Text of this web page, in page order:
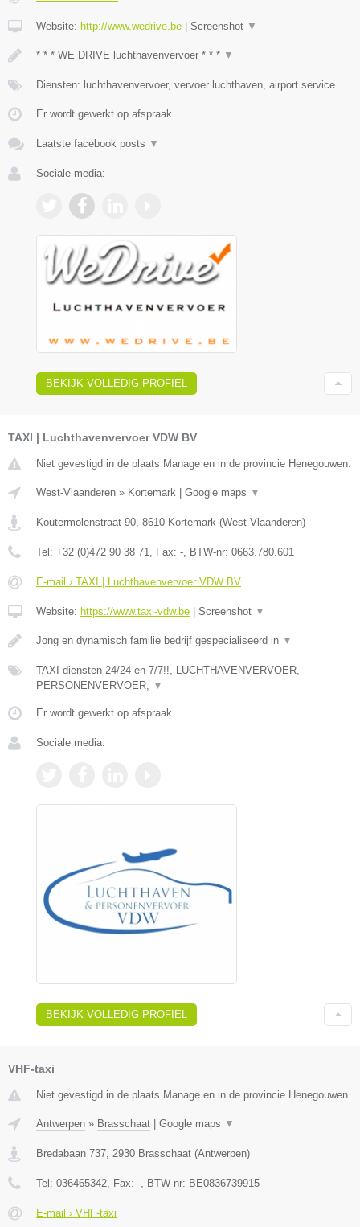
Website: http://www.wedrive.be Screenshot ▼
* * * WE DRIVE luchthavenvervoer * * * ▼
Diensten: luchthavenvervoer, vervoer luchthaven, airport service
Er wordt gewerkt op afspraak.
Laatste facebook posts ▼
Sociale media:
BEKIJK VOLLEDIG PROFIEL
TAXI | Luchthavenvervoer VDW BV
Niet gevestigd in de plaats Manage en in de provincie Henegouwen.
West-Vlaanderen » Kortemark | Google maps ▼
Koutermolenstraat 90 8610 Kortemark (West-Vlaanderen)
Tel: +32 (0)472 90 38 71 , Fax: - , BTW-nr: 0663.780.601
E-mail › TAXI | Luchthavenvervoer VDW BV
Website: https://www.taxi-vdw.be | Screenshot ▼
Jong en dynamisch familie bedrijf gespecialiseerd in ▼
TAXI diensten 24/24 en 7/7!!, LUCHTHAVENVERVOER,
PERSONENVERVOER,
▼
Er wordt gewerkt op afspraak.
Sociale media:
BEKIJK VOLLEDIG PROFIEL
VHF-taxi
Niet gevestigd in de plaats Manage en in de provincie Henegouwen.
Antwerpen » Brasschaat Google maps ▼
Bredabaan 737 2930 Brasschaat (Antwerpen)
Tel: 036465342 , Fax: - , BTW-nr: BE0836739915
E-mail › VHF-taxi